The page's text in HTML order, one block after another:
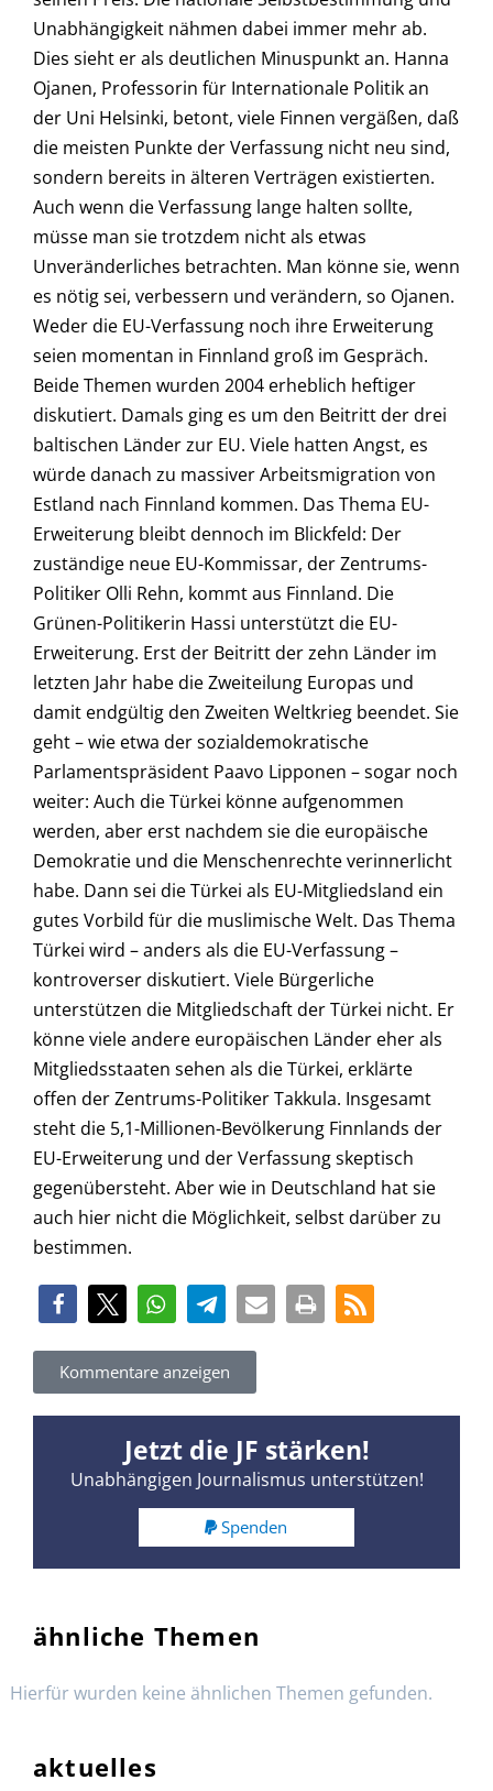
Unabhängigkeit nähmen dabei immer mehr ab.
Dies sieht er als deutlichen Minuspunkt an. Hanna
Ojanen, Professorin für Internationale Politik an
der Uni Helsinki, betont, viele Finnen vergäßen, daß
die meisten Punkte der Verfassung nicht neu sind,
sondern bereits in älteren Verträgen existierten.
Auch wenn die Verfassung lange halten sollte,
müsse man sie trotzdem nicht als etwas
Unveränderliches betrachten. Man könne sie, wenn
es nötig sei, verbessern und verändern, so Ojanen.
Weder die EU-Verfassung noch ihre Erweiterung
seien momentan in Finnland groß im Gespräch.
Beide Themen wurden 2004 erheblich heftiger
diskutiert. Damals ging es um den Beitritt der drei
baltischen Länder zur EU. Viele hatten Angst, es
würde danach zu massiver Arbeitsmigration von
Estland nach Finnland kommen. Das Thema EU-
Erweiterung bleibt dennoch im Blickfeld: Der
zuständige neue EU-Kommissar, der Zentrums-
Politiker Olli Rehn, kommt aus Finnland. Die
Grünen-Politikerin Hassi unterstützt die EU-
Erweiterung. Erst der Beitritt der zehn Länder im
letzten Jahr habe die Zweiteilung Europas und
damit endgültig den Zweiten Weltkrieg beendet. Sie
geht – wie etwa der sozialdemokratische
Parlamentspräsident Paavo Lipponen – sogar noch
weiter: Auch die Türkei könne aufgenommen
werden, aber erst nachdem sie die europäische
Demokratie und die Menschenrechte verinnerlicht
habe. Dann sei die Türkei als EU-Mitgliedsland ein
gutes Vorbild für die muslimische Welt. Das Thema
Türkei wird – anders als die EU-Verfassung –
kontroverser diskutiert. Viele Bürgerliche
unterstützen die Mitgliedschaft der Türkei nicht. Er
könne viele andere europäischen Länder eher als
Mitgliedsstaaten sehen als die Türkei, erklärte
offen der Zentrums-Politiker Takkula. Insgesamt
steht die 5,1-Millionen-Bevölkerung Finnlands der
EU-Erweiterung und der Verfassung skeptisch
gegenübersteht. Aber wie in Deutschland hat sie
auch hier nicht die Möglichkeit, selbst darüber zu
bestimmen.
Kommentare anzeigen
Jetzt die JF stärken!
Unabhängigen Journalismus unterstützen!
Spenden
ähnliche Themen
Hierfür wurden keine ähnlichen Themen gefunden.
aktuelles